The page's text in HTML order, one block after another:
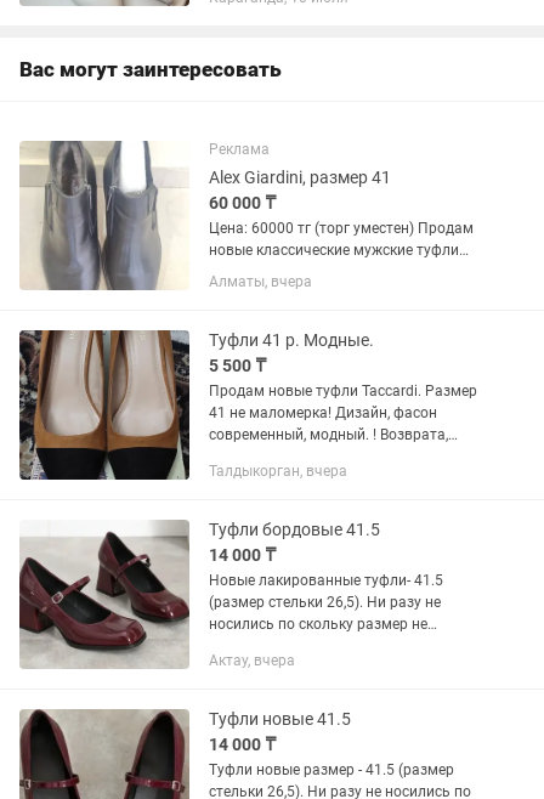
вариант для любого случая. По всем
Вас могут заинтересовать
Реклама
Alex Giardini, размер 41
60 000 ₸
Цена: 60000 тг (торг уместен) Продам
новые классические мужские туфли
Alex Giardini Бренд: Alex Giardini (Italy
Design) Размер: 41 Цвет: черный
коробке. Отлично подойдут...
Алматы, вчера
Туфли 41 р. Модные.
5 500 ₸
Продам новые туфли Taccardi. Размер
41 не маломерка! Дизайн, фасон
современный, модный. ! Возврата,
55. ! Бесплатная доставка по мкрн.
Талдыкорган, вчера
Туфли бордовые 41.5
14 000 ₸
Новые лакированные туфли- 41.5
(размер стельки 26,5). Ни разу не
носились по скольку размер не
носке, идеальной высоты каблук не
маленький
Актау, вчера
Туфли новые 41.5
14 000 ₸
Туфли новые размер - 41.5 (размер
стельки 26,5). Ни разу не носились по